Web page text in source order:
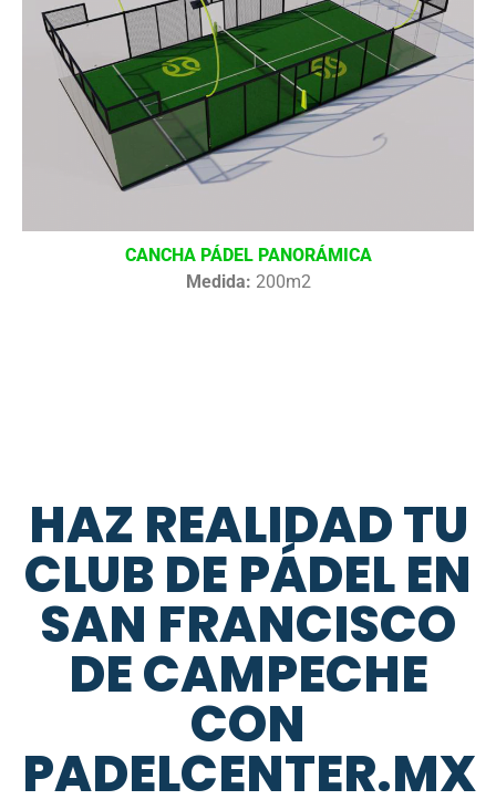
CANCHA PÁDEL PANORÁMICA
Medida: 200m2
HAZ REALIDAD TU
CLUB DE PÁDEL EN
SAN FRANCISCO
DE CAMPECHE
CON
PADELCENTER.MX